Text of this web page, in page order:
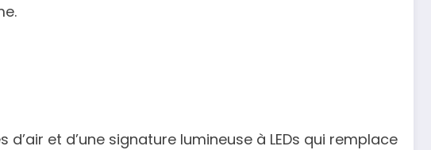
et d’une signature lumineuse à LEDs qui remplace